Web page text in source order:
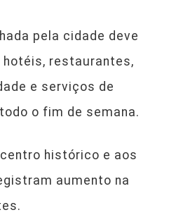
pela cidade deve
restaurantes,
e serviços de
o fim de semana.
histórico e aos
aumento na